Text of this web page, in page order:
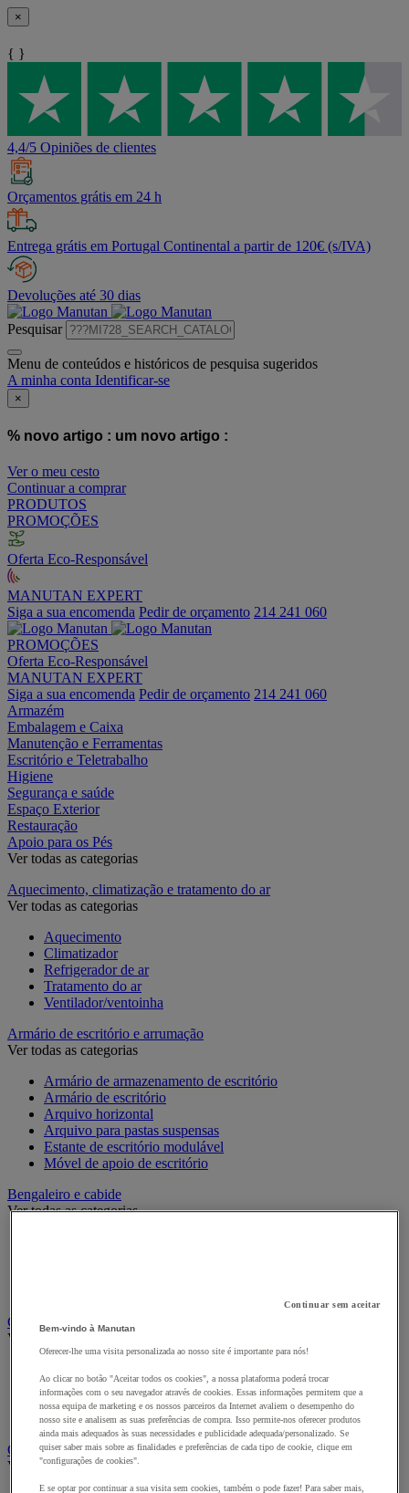
×
{ }
4,4/5 Opiniões de clientes
Orçamentos grátis em 24 h
Entrega grátis em Portugal Continental a partir de 120€ (s/IVA)
Devoluções até 30 dias
Pesquisar
Menu de conteúdos e históricos de pesquisa sugeridos
A minha conta Identificar-se
×
% novo artigo : um novo artigo :
Ver o meu cesto
Continuar a comprar
PRODUTOS
PROMOÇÕES
Oferta Eco-Responsável
MANUTAN EXPERT
Siga a sua encomenda Pedir de orçamento 214 241 060
PROMOÇÕES
Oferta Eco-Responsável
MANUTAN EXPERT
Siga a sua encomenda Pedir de orçamento 214 241 060
Armazém
Embalagem e Caixa
Manutenção e Ferramentas
Escritório e Teletrabalho
Higiene
Segurança e saúde
Espaço Exterior
Restauração
Apoio para os Pés
Ver todas as categorias
Aquecimento, climatização e tratamento do ar
Ver todas as categorias
Aquecimento
Climatizador
Refrigerador de ar
Tratamento do ar
Ventilador/ventoinha
Armário de escritório e arrumação
Ver todas as categorias
Armário de armazenamento de escritório
Armário de escritório
Arquivo horizontal
Arquivo para pastas suspensas
Estante de escritório modulável
Móvel de apoio de escritório
Bengaleiro e cabide
Ver todas as categorias
Cadeiras, poltronas e cadeirões
Ver todas as categorias
Cadeira de braços executivo
Cadeira de escritório
Cadeiras para salas de receção e reuniões
Candeeiro
Ver todas as categorias
Continuar sem aceitar
Bem-vindo à Manutan
Oferecer-lhe uma visita personalizada ao nosso site é importante para nós!
Ao clicar no botão "Aceitar todos os cookies", a nossa plataforma poderá trocar
informações com o seu navegador através de cookies. Essas informações permitem que a
nossa equipa de marketing e os nossos parceiros da Internet avaliem o desempenho do
nosso site e analisem as suas preferências de compra. Isso permite-nos oferecer produtos
ainda mais adequados às suas necessidades e publicidade adequada/personalizado. Se
quiser saber mais sobre as finalidades e preferências de cada tipo de cookie, clique em
"configurações de cookies".
E se optar por continuar a sua visita sem cookies, também o pode fazer! Para saber mais,